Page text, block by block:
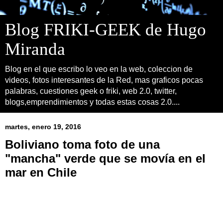
Blog FRIKI-GEEK de Hugo
Miranda
Blog en el que escribo lo veo en la web, coleccion de
videos, fotos interesantes de la Red, mas graficos pocas
palabras, cuestiones geek o friki, web 2.0, twitter,
blogs,emprendimientos y todas estas cosas 2.0....
martes, enero 19, 2016
Boliviano toma foto de una
"mancha" verde que se movía en el
mar en Chile